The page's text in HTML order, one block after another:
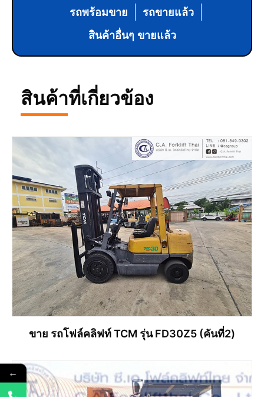
รถพร้อมขาย
รถขายแล้ว
สินค้าอื่นๆ ขายแล้ว
สินค้าที่เกี่ยวข้อง
ขาย รถโฟล์คลิฟท์ TCM รุ่น FD30Z5 (คันที่2)
อ่านเพิ่ม
←